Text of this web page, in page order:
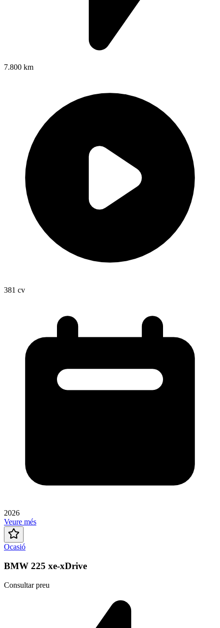
7.800 km
381 cv
2026
Veure més
Ocasió
BMW 225 xe-xDrive
Consultar preu